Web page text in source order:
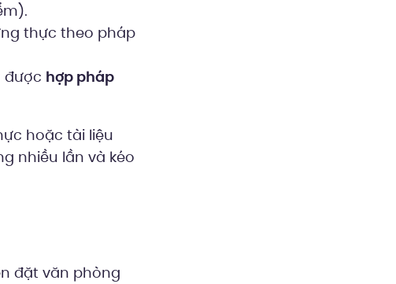
thực theo pháp
được hợp pháp
hoặc tài liệu
nhiều lần và kéo
đặt văn phòng